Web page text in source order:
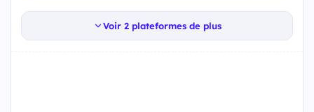
Voir 2 plateformes de plus